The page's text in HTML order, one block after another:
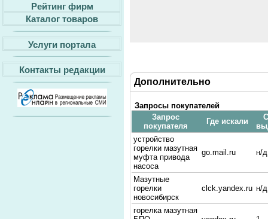
Рейтинг фирм
Каталог товаров
Услуги портала
Контакты редакции
Дополнительно
Запросы покупателей
Запрос
покупателя
Где искали
устройство
горелки мазутная
муфта привода
насоса
go.mail.ru н/д
Мазутные
горелки
новосибирск
clck.yandex.ru н/д
горелка мазутная